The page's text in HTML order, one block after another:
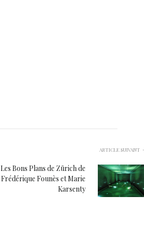
ARTICLE SUIVANT
Les Bons Plans de Zürich de
Frédérique Founès et Marie
Karsenty